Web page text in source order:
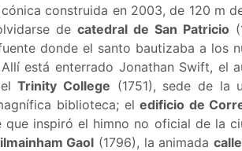
construida en 2003, de 120 m
decatedral de San Patricio
donde el santo bautizaba a los
Allí está enterrado Jonathan Swift, el
elTrinity College (1751), sede de la
biblioteca; eledificio de
que inspiró el himno no oficial de la
Gaol (1796), la animada